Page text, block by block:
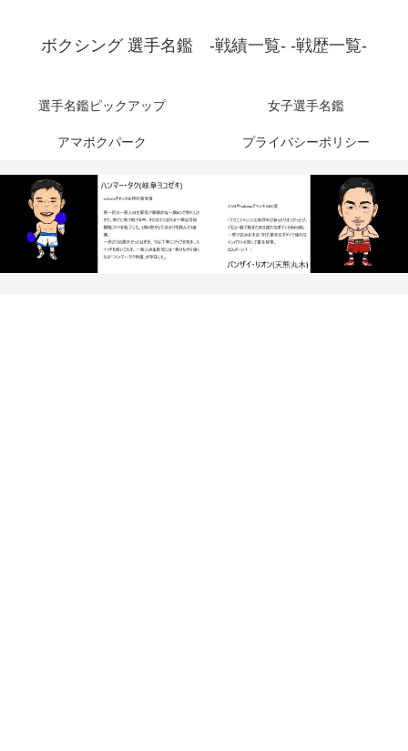
ボクシング 選手名鑑 -戦績一覧- -戦歴一覧-
選手名鑑ピックアップ 女子選手名鑑
アマボクパーク プライバシーポリシー